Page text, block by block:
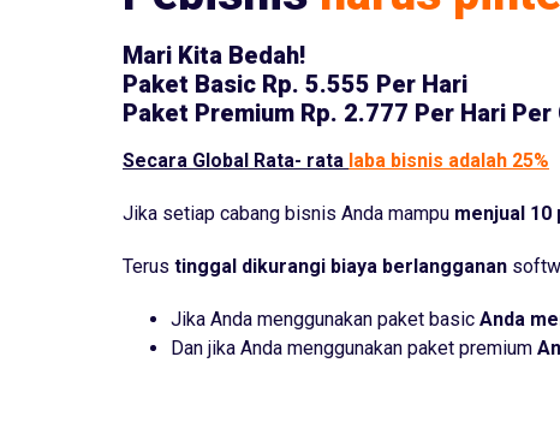
Mari Kita Bedah!
Paket Basic Rp. 5.555 Per Hari
Paket Premium Rp. 2.777 Per Hari Per
Secara Global Rata- rata laba bisnis adalah 25%
Jika setiap cabang bisnis Anda mampu menjual
Terus tinggal dikurangi biaya berlangganan
Jika Anda menggunakan paket basic Anda
Dan jika Anda menggunakan paket premium